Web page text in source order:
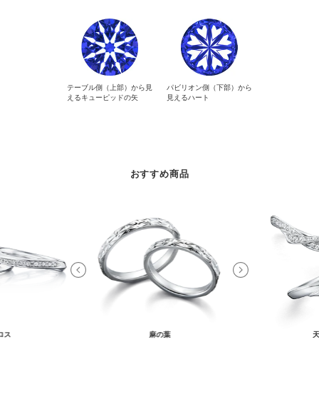
テーブル側（上部）から見
えるキューピッドの矢
パビリオン側（下部）から
見えるハート
おすすめ商品
ス 麻の葉